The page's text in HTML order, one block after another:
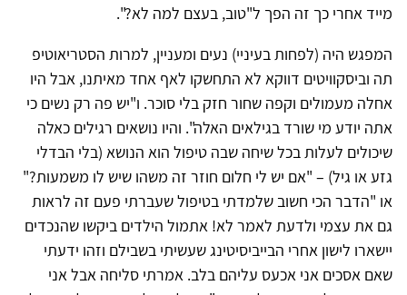
מייד אחרי כך זה הפך ל"טוב, בעצם למה לא?".
המפגש היה (לפחות בעיניי) נעים ומעניין, למרות הסטריאוטיפ
תה וביסקוויטים דווקא לא התחשקו לאף אחד מאיתנו, אבל היו
אחלה מעמולים וקפה שחור חזק בלי סוכר. ו"יש פה רק נשים כי
אתה יודע מי שורד בגילאים האלה". והיו נושאים רגילים כאלה
שיכולים לעלות בכל שיחה שבה טיפול הוא הנושא (בלי הבדלי
גזע או גיל) – "אם יש לי חלום חוזר זה משהו שיש לו משמעות?"
או "הדבר הכי חשוב שלמדתי בטיפול שעברתי פעם זה לראות
גם את עצמי ולדעת לאמר לא! אתמול הילדים ביקשו שהנכדים
יישארו לישון אחרי הבייביסיטינג שעשיתי בשבילם וזהו ידעתי
שאם אסכים אני אכעס עליהם בלב. אמרתי סליחה אבל אני